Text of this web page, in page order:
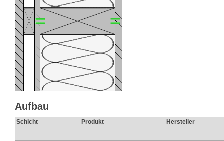
Aufbau
Schicht Produkt Hersteller